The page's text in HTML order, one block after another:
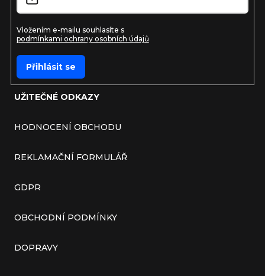
UŽITEČNÉ ODKAZY
HODNOCENÍ OBCHODU
REKLAMAČNÍ FORMULÁŘ
GDPR
OBCHODNÍ PODMÍNKY
DOPRAVY
Vložením e-mailu souhlasíte s
podmínkami ochrany osobních údajů
Přihlásit se